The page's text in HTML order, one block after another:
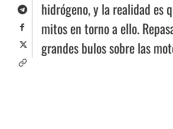
hidrógeno, y la realidad es
mitos en torno a ello.
grandes bulos sobre las